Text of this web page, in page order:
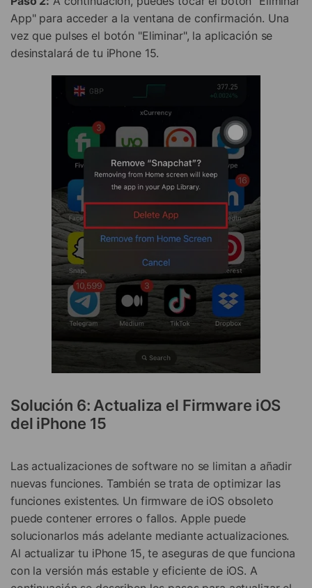
App" para acceder a la ventana de confirmación. Una
vez que pulses el botón "Eliminar", la aplicación se
desinstalará de tu iPhone 15.
Solución 6: Actualiza el Firmware iOS
del iPhone 15
Las actualizaciones de software no se limitan a añadir
nuevas funciones. También se trata de optimizar las
funciones existentes. Un firmware de iOS obsoleto
puede contener errores o fallos. Apple puede
solucionarlos más adelante mediante actualizaciones.
Al actualizar tu iPhone 15, te aseguras de que funciona
con la versión más estable y eficiente de iOS. A